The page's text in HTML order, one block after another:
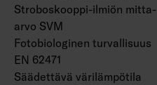
Stroboskooppi-ilmiön mitta-
arvo SVM
Fotobiologinen turvallisuus
EN 62471
Säädettävä värilämpötila